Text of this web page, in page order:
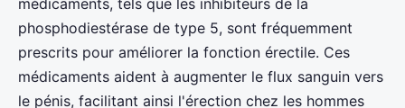
médicaments, tels que les inhibiteurs de la
phosphodiestérase de type 5, sont fréquemment
prescrits pour améliorer la fonction érectile. Ces
médicaments aident à augmenter le flux sanguin vers
le pénis, facilitant ainsi l'érection chez les hommes